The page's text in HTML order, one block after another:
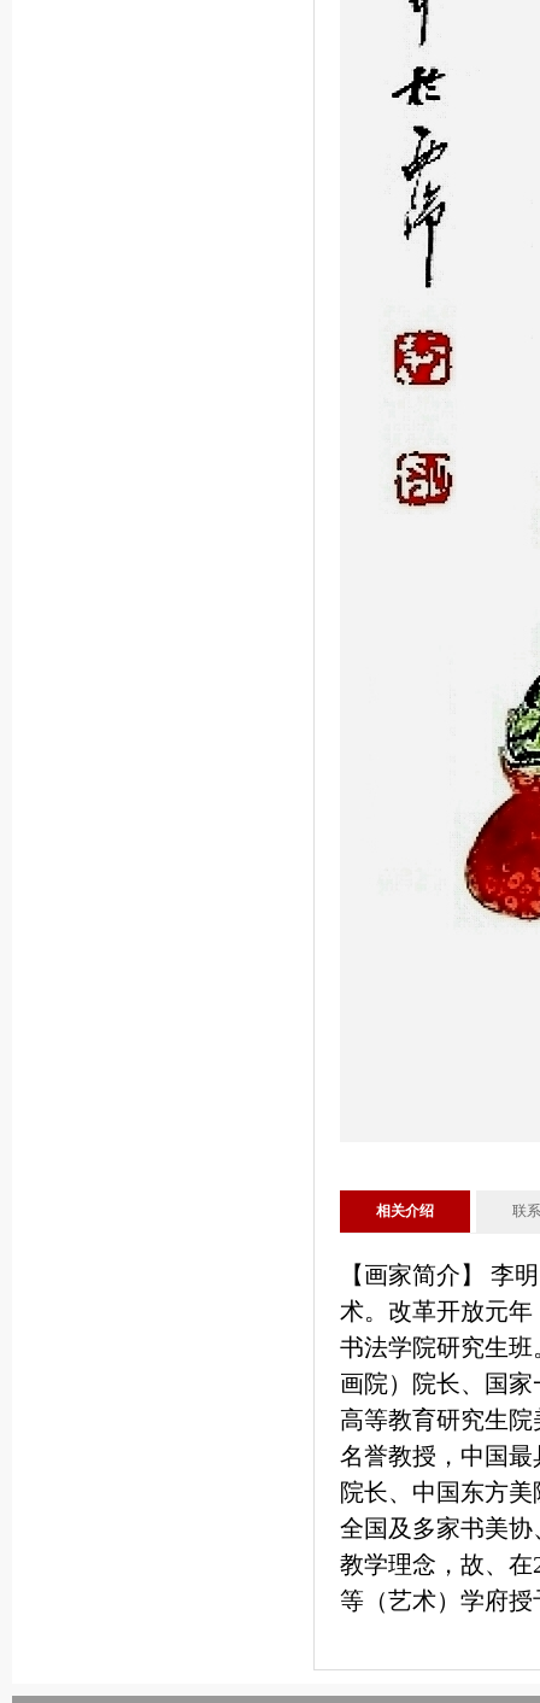
相关介绍 联
【画家简介】 李
术。改革开放元
书法学院研究生
画院）院长、国
高等教育研究生
名誉教授，中国
院长、中国东方
全国及多家书美
教学理念，故、在
等（艺术）学府